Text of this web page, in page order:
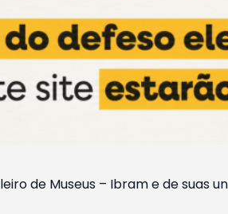
de Museus – Ibram e de suas